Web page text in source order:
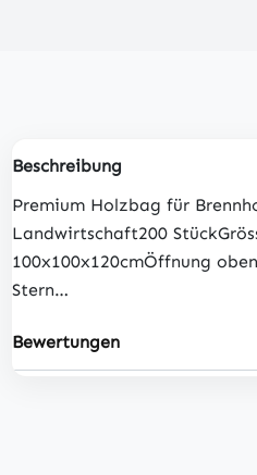
Beschreibung
Premium Holzbag für
Landwirtschaft200
100x100x120cmÖffnung
Stern…
Bewertungen